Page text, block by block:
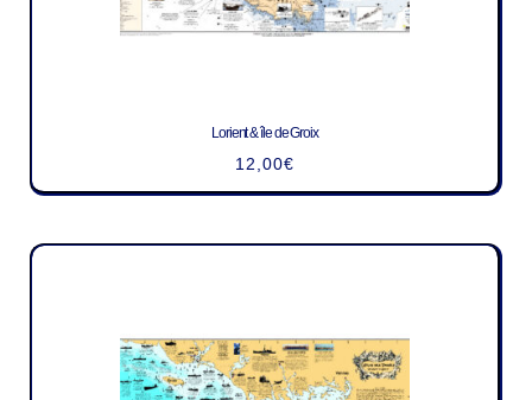
Lorient & île de Groix
12,00€